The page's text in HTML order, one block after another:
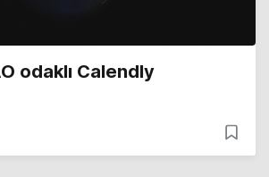
odaklı Calendly